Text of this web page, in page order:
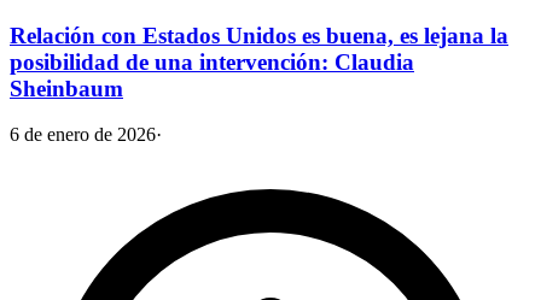
Relación con Estados Unidos es buena, es lejana la
posibilidad de una intervención: Claudia
Sheinbaum
6 de enero de 2026·